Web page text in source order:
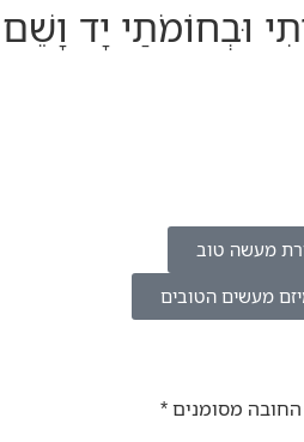
וּבְחוֹמֹתַי יָד וָשֵׁם
מעשה טוב
מעשים הטובים
מסומנים*